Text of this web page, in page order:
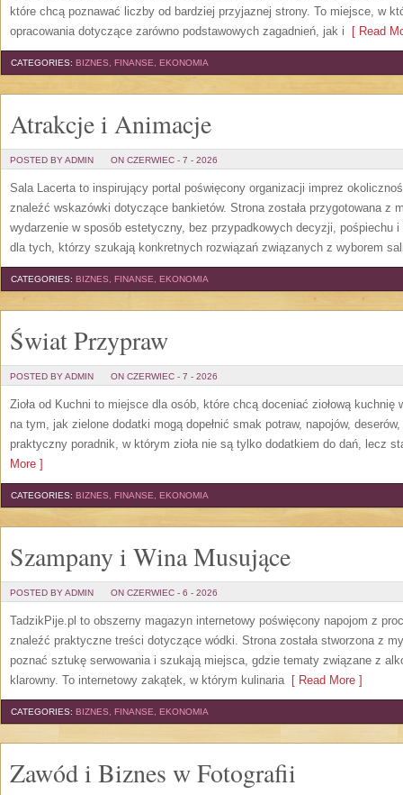
które chcą poznawać liczby od bardziej przyjaznej strony. To miejsce, w
opracowania dotyczące zarówno podstawowych zagadnień, jak i [ Read
CATEGORIES: BIZNES, FINANSE, EKONOMIA
Atrakcje i Animacje
POSTED BY ADMIN ON CZERWIEC - 7 - 2026
Sala Lacerta to inspirujący portal poświęcony organizacji imprez
znaleźć wskazówki dotyczące bankietów. Strona została przygotowana z
wydarzenie w sposób estetyczny, bez przypadkowych decyzji, pośpiechu
dla tych, którzy szukają konkretnych rozwiązań związanych z wyborem
CATEGORIES: BIZNES, FINANSE, EKONOMIA
Świat Przypraw
POSTED BY ADMIN ON CZERWIEC - 7 - 2026
Zioła od Kuchni to miejsce dla osób, które chcą doceniać ziołową
na tym, jak zielone dodatki mogą dopełnić smak potraw, napojów,
praktyczny poradnik, w którym zioła nie są tylko dodatkiem do dań, lecz
More ]
CATEGORIES: BIZNES, FINANSE, EKONOMIA
Szampany i Wina Musujące
POSTED BY ADMIN ON CZERWIEC - 6 - 2026
TadzikPije.pl to obszerny magazyn internetowy poświęcony napojom z
znaleźć praktyczne treści dotyczące wódki. Strona została stworzona z
poznać sztukę serwowania i szukają miejsca, gdzie tematy związane z
klarowny. To internetowy zakątek, w którym kulinaria[ Read More ]
CATEGORIES: BIZNES, FINANSE, EKONOMIA
Zawód i Biznes w Fotografii